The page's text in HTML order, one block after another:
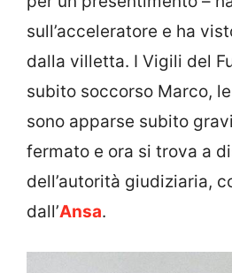
sull’acceleratore e ha
dalla villetta. I Vigili del
subito soccorso Marco,
sono apparse subito
fermato e ora si trova a
dell’autorità giudiziaria,
dall’Ansa.